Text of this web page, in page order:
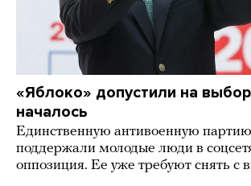
«Яблоко» допустили на
началось
Единственную антивоенную
поддержали молодые люди в
оппозиция. Ее уже требуют снять с